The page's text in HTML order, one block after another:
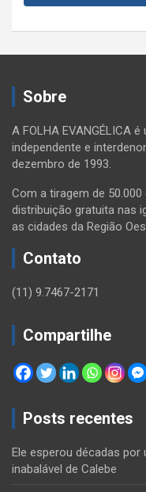
Sobre
A FOLHA EVANGÉLICA
independente e
dezembro de 1993.
Com a tiragem de
distribuição gratuita nas
as cidades da Região
Contato
(11) 9.7467-2171
Compartilhe
Posts recentes
Ele esperou décadas
inabalável de Calebe